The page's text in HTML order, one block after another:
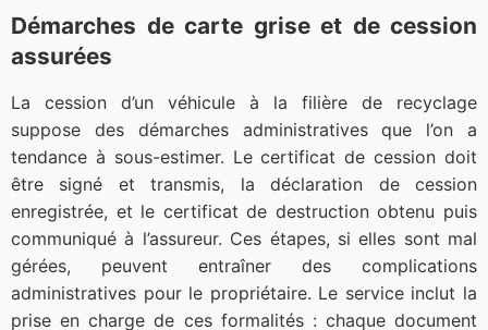
Démarches de carte grise et de cession
assurées
La cession d’un véhicule à la filière de recyclage
suppose des démarches administratives que l’on a
tendance à sous-estimer. Le certificat de cession doit
être signé et transmis, la déclaration de cession
enregistrée, et le certificat de destruction obtenu puis
communiqué à l’assureur. Ces étapes, si elles sont mal
gérées, peuvent entraîner des complications
administratives pour le propriétaire. Le service inclut la
prise en charge de ces formalités : chaque document